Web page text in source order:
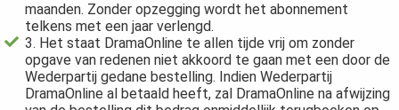
maanden. Zonder opzegging wordt het abonnement
telkens met een jaar verlengd.
3. Het staat DramaOnline te allen tijde vrij om zonder
opgave van redenen niet akkoord te gaan met een door de
Wederpartij gedane bestelling. Indien Wederpartij
DramaOnline al betaald heeft, zal DramaOnline na afwijzing